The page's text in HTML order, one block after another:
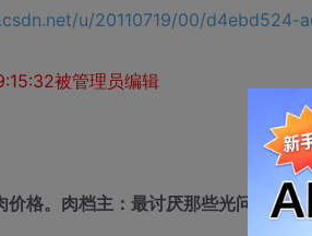
u/20110719/00/d4ebd524-
被管理员编辑
格。肉档主：最讨厌那些光问价格不